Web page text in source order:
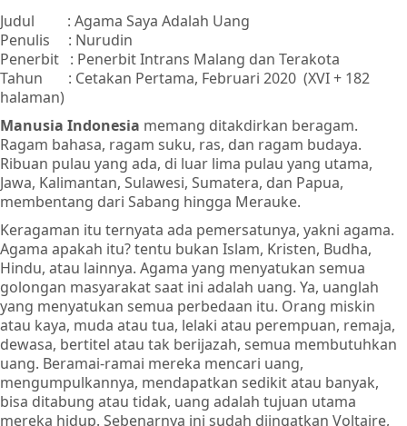
Judul : Agama Saya Adalah Uang
Penulis : Nurudin
Penerbit : Penerbit Intrans Malang dan Terakota
Tahun : Cetakan Pertama, Februari 2020 (XVI + 182
halaman)
Manusia Indonesia memang ditakdirkan beragam.
Ragam bahasa, ragam suku, ras, dan ragam budaya.
Ribuan pulau yang ada, di luar lima pulau yang utama,
Jawa, Kalimantan, Sulawesi, Sumatera, dan Papua,
membentang dari Sabang hingga Merauke.
Keragaman itu ternyata ada pemersatunya, yakni agama.
Agama apakah itu? tentu bukan Islam, Kristen, Budha,
Hindu, atau lainnya. Agama yang menyatukan semua
golongan masyarakat saat ini adalah uang. Ya, uanglah
yang menyatukan semua perbedaan itu. Orang miskin
atau kaya, muda atau tua, lelaki atau perempuan, remaja,
dewasa, bertitel atau tak berijazah, semua membutuhkan
uang. Beramai-ramai mereka mencari uang,
mengumpulkannya, mendapatkan sedikit atau banyak,
bisa ditabung atau tidak, uang adalah tujuan utama
mereka hidup. Sebenarnya ini sudah diingatkan Voltaire,